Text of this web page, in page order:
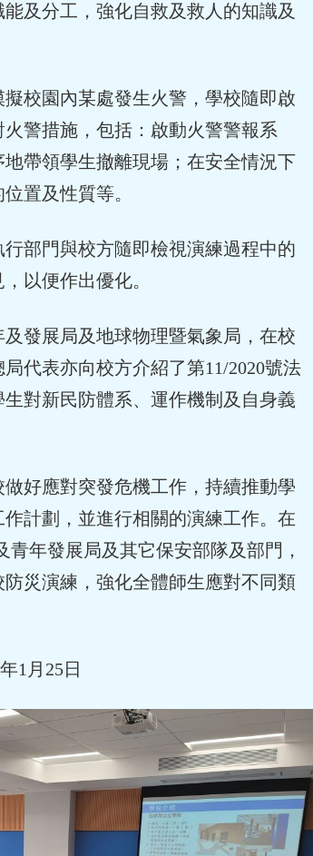
及分工，強化自救及救人的知識及
園內某處發生火警，學校隨即啟
警措施，包括：啟動火警警報系
帶領學生撤離現場；在安全情況下
置及性質等。
門與校方隨即檢視演練過程中的
以便作出優化。
展局及地球物理暨氣象局，在校
代表亦向校方介紹了第11/2020號法
對新民防體系、運作機制及自身義
應對突發危機工作，持續推動學
計劃，並進行相關的演練工作。在
青年發展局及其它保安部隊及部門，
災演練，強化全體師生應對不同類
1月25日